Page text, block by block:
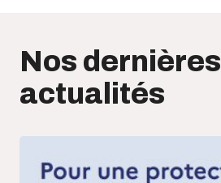
Nos dernières
actualités